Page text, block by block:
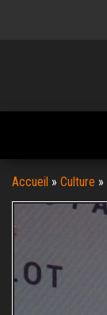
Accueil » Culture »